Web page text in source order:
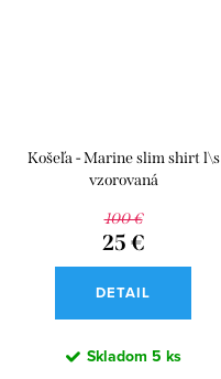
Košeľa - Marine slim shirt l\s
vzorovaná
100 €
25 €
DETAIL
Skladom 5 ks